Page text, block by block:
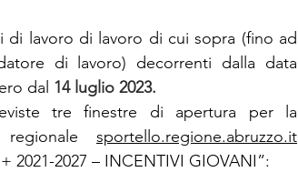
lavoro di lavoro di cui sopra (fino ad
di lavoro) decorrenti dalla data
dal 14 luglio 2023.
tre finestre di apertura per la
regionale sportello.regione.abruzzo.it
2021-2027 – INCENTIVI GIOVANI”: